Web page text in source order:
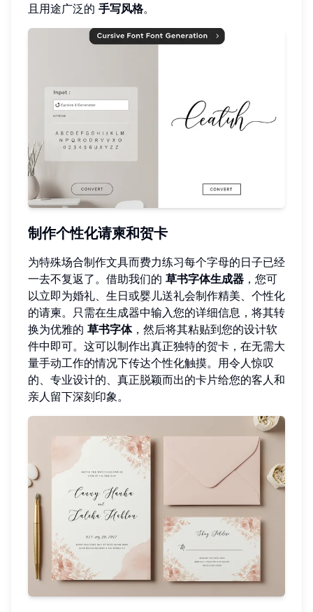
且用途广泛的 手写风格。
制作个性化请柬和贺卡
为特殊场合制作文具而费力练习每个字母的日子已经
一去不复返了。借助我们的 草书字体生成器 ，您可
以立即为婚礼、生日或婴儿送礼会制作精美、个性化
的请柬。只需在生成器中输入您的详细信息，将其转
换为优雅的 草书字体，然后将其粘贴到您的设计软
件中即可。这可以制作出真正独特的贺卡，在无需大
量手动工作的情况下传达个性化触摸。用令人惊叹
的、专业设计的、真正脱颖而出的卡片给您的客人和
亲人留下深刻印象。